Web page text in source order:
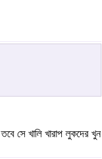
সে খালি খারাপ লুকদের খুন